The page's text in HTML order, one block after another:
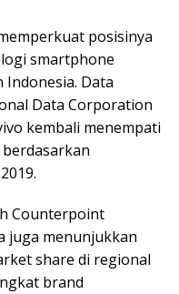
posisinya
smartphone
Data
Data Corporation
kembali menempati
Counterpoint
juga menunjukkan
share di regional
brand